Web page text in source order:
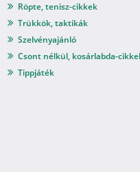
Röpte, tenisz-cikkek
Trükkök, taktikák
Szelvényajánló
Csont nélkül, kosárlabda-
Tippjáték